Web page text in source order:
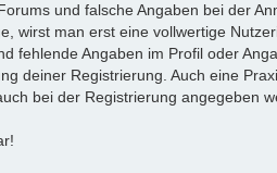
und falsche Angaben bei der
wirst man erst eine vollwertige
fehlende Angaben im Profil oder
deiner Registrierung. Auch eine
bei der Registrierung angegeben